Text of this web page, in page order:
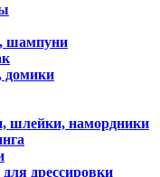
шампуни
домики
шлейки, намордники
дрессировки